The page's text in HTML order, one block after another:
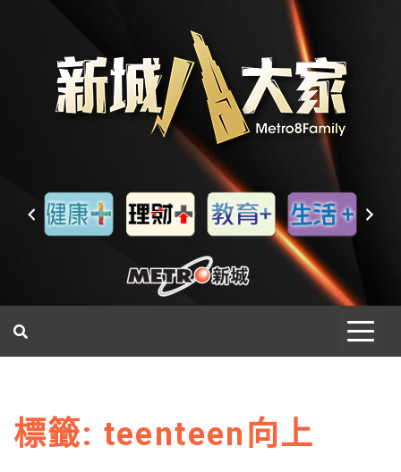
標籤: teenteen向上